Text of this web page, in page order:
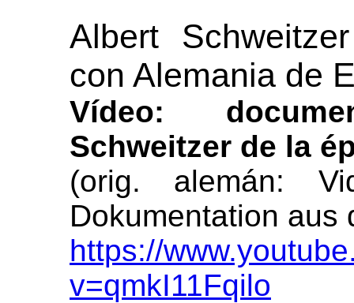
Albert
con Alemania de
Vídeo:
Schweitzer de la
(orig. alemán:
Dokumentation aus
https://
v=qmkI11Fqilo